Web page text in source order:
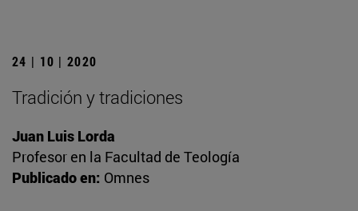
24 | 10 | 2020
Tradición y tradiciones
Juan Luis Lorda
Profesor en la Facultad de Teología
Publicado en: Omnes